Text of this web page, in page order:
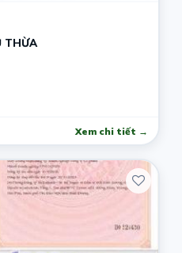
THỪA
Xem chi tiết →